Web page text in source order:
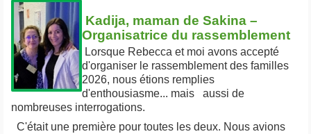
Kadija, maman de Sakina –
Organisatrice du rassemblement
Lorsque Rebecca et moi avons accepté
d'organiser le rassemblement des familles
2026, nous étions remplies
d'enthousiasme... mais aussi de
nombreuses interrogations.
C'était une première pour toutes les deux. Nous avions